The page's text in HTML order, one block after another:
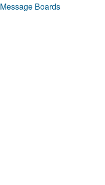
Message Boards